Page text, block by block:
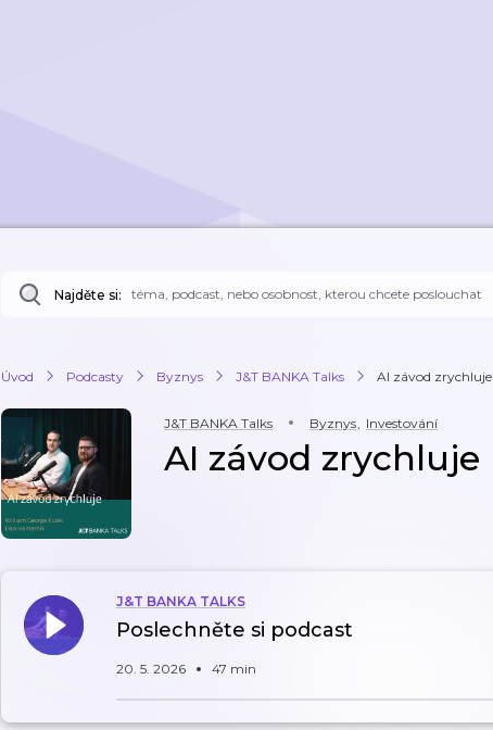
Najděte si:
Úvod Podcasty Byznys J&T BANKA Talks AI závod zrychluje
J&T BANKA Talks Byznys, Investování
AI závod zrychluje
J&T BANKA TALKS
Poslechněte si podcast
20. 5. 2026 47 min